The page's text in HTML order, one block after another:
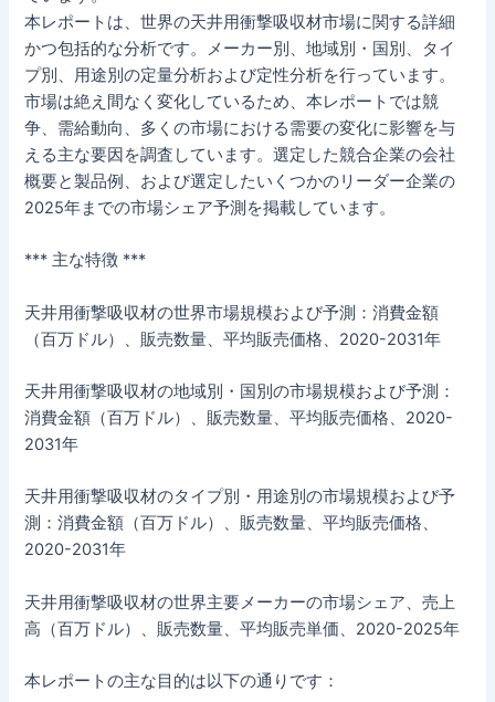
本レポートは、世界の天井用衝撃吸収材市場に関する詳細
かつ包括的な分析です。メーカー別、地域別・国別、タイ
プ別、用途別の定量分析および定性分析を行っています。
市場は絶え間なく変化しているため、本レポートでは競
争、需給動向、多くの市場における需要の変化に影響を与
える主な要因を調査しています。選定した競合企業の会社
概要と製品例、および選定したいくつかのリーダー企業の
2025年までの市場シェア予測を掲載しています。
*** 主な特徴 ***
天井用衝撃吸収材の世界市場規模および予測：消費金額
（百万ドル）、販売数量、平均販売価格、2020-2031年
天井用衝撃吸収材の地域別・国別の市場規模および予測：
消費金額（百万ドル）、販売数量、平均販売価格、2020-
2031年
天井用衝撃吸収材のタイプ別・用途別の市場規模および予
測：消費金額（百万ドル）、販売数量、平均販売価格、
2020-2031年
天井用衝撃吸収材の世界主要メーカーの市場シェア、売上
高（百万ドル）、販売数量、平均販売単価、2020-2025年
本レポートの主な目的は以下の通りです：